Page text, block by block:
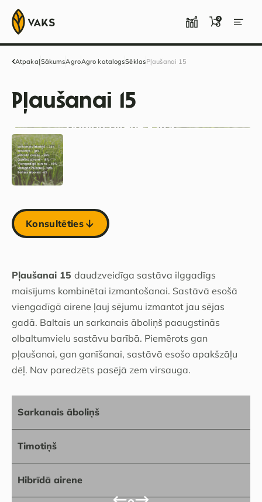
0
AtpakaļSākumsAgroAgro katalogsSēklasPļaušanai 15
Pļaušanai 15
Konsultēties
Pļaušanai 15 daudzveidīga sastāva ilggadīgs
maisījums kombinētai izmantošanai. Sastāvā esošā
viengadīgā airene ļauj sējumu izmantot jau sējas
gadā. Baltais un sarkanais āboliņš paaugstinās
olbaltumvielu sastāvu barībā. Piemērots gan
pļaušanai, gan ganīšanai, sastāvā esošo apakšzāļu
dēļ. Nav paredzēts pasējā zem virsauga.
Sarkanais āboliņš
Timotiņš
Hibrīdā airene